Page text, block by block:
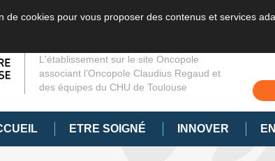
cookies pour vous proposer des contenus et services
L'établissement sur le site Oncopole
associant l’Oncopole Claudius Regaud et
des équipes du CHU de Toulouse
ETRE SOIGNÉ INNOVER